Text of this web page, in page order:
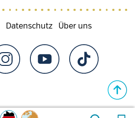
Datenschutz Über uns